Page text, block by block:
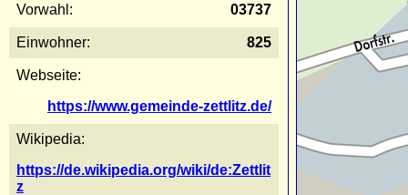
Vorwahl: 03737
Einwohner: 825
Webseite:
https://www.gemeinde-zettlitz.de/
Wikipedia:
https://de.wikipedia.org/wiki/de:Zettlit
z